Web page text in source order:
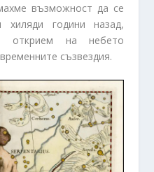
възможност да се
хиляди години назад,
на небето
съзвездия.